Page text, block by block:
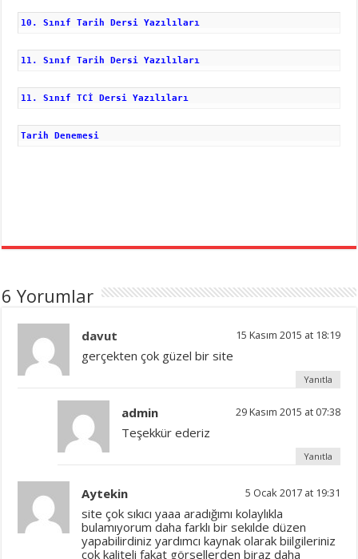
10. Sınıf Tarih Dersi Yazılıları
11. Sınıf Tarih Dersi Yazılıları
11. Sınıf TCİ Dersi Yazılıları
Tarih Denemesi
6 Yorumlar
davut 15 Kasım 2015 at 18:19
gerçekten çok güzel bir site
Yanıtla
admin 29 Kasım 2015 at 07:38
Teşekkür ederiz
Yanıtla
Aytekin 5 Ocak 2017 at 19:31
site çok sıkıcı yaaa aradığımı kolaylıkla
bulamıyorum daha farklı bir sekılde düzen
yapabilirdiniz yardımcı kaynak olarak biilgileriniz
çok kaliteli fakat görsellerden biraz daha